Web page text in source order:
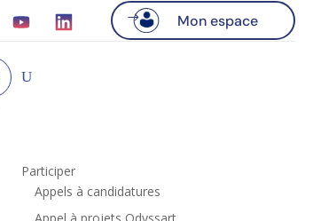
Mon espace
Participer
Appels à candidatures